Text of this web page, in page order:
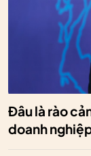
Đâu là rào
doanh